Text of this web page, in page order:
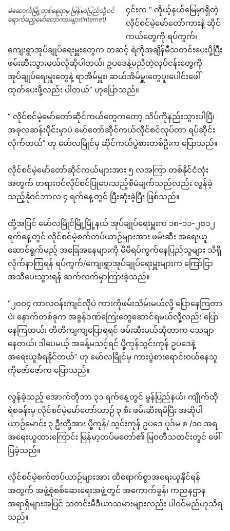
မဲဆောက်မြို့တစ်နေရာမှ မြန်မာပြည်သို့ဝင်
ရောက်မည့်မော်တော်ကားများ(Internet)
၄င်းက “ ကိုယ့်နယ်မြေမှာရှိတဲ့
လိုင်စင်မဲ့မော်တော်ကားနဲ့ ဆိုင်
ကယ်တွေကို ရပ်ကွက်၊
ကျေးရွာအုပ်ချုပ်ရေးမှူးတွေက တဆင့် ရဲကိုအချိန်မီသတင်းပေးပို့ပြီး
ဖမ်းဆီးသွားမယ်လို့ဆိုပါတယ်၊ ဥပဒေနဲ့မညီတဲ့လုပ်ငန်းတွေကို
အုပ်ချုပ်ရေးမှူးတွေနဲ့ ရာအိမ်မှူး၊ ဆယ်အိမ်မှူးတွေပူးပေါင်းဖေါ်
ထုတ်ပေးဖို့လည်း ပါတယ်” ဟုပြောသည်။
“ လိုင်စင်မဲ့မော်တော်ဆိုင်ကယ်တွေကတော့ သိပ်ကိုနည်းသွားပါပြီ၊
အခုလဆန်းပိုင်းမှာပဲ မော်တော်ဆိုင်ကယ်လိုင်စင်လုပ်တာ ရပ်ဆိုင်း
လိုက်တယ်” ဟု မော်လမြိုင်မှ ဆိုင်ကယ်ပွဲစားတစ်ဦးက ပြောသည်။
လိုင်စင်မဲ့မော်တော်ဆိုင်ကယ်များအား ၅ လအကြာ တစ်နိုင်ငံလုံး
အတွက် တရားဝင်လိုင်စင်ပြုပေးသည့်စီမံချက်သည်လည်း လွန်ခဲ့
သည့်နိုဝင်ဘာလ ၄ ရက်နေ့တွင် ပြီးဆုံးခဲ့ပြီး ဖြစ်သည်။
ထို့အပြင် မော်လမြိုင်မြို့မြို့နယ် အုပ်ချုပ်ရေးမှူးက ၁၈-၁၁-၂၀၁၂
ရက်နေ့တွင် လိုင်စင်မဲ့စက်တပ်ယာဉ်များအား ဖမ်းဆီး အရေးယူ
ဆောင်ရွက်မည့် အခြေအနေများကို မိမိရပ်ကွက်နေပြည်သူများ သိရှိ
လိုက်နာကြရန် ရပ်ကွက်/ကျေးရွာအုပ်ချုပ်ရေးမှူးများက ကြော်ငြာ
အသိပေးသွားရန် ဆက်လက်မှာကြားခဲ့သည်။
“၂၀ဝ၄ ကာလဝန်းကျင်လိုပဲ ကားကိုဖမ်းသိမ်းမယ်လို့ ပြောနေကြတာ
ပဲ၊ နောက်တစ်ခုက အခွန်ဒဏ်ကြေးတွေဆောင်ရမယ်လို့လည်း ပြော
နေကြတယ်၊ တိတိကျကျပြောရရင် ဖမ်းဆီးမယ်ဆိုတာက သေချာ
နေတယ်၊ ဒါပေမယ့် အခန့်မသင့်ရင် ပို့ကုန်သွင်းကုန် ဥပဒေနဲ့
အရေးယူခံရနိုင်တယ်” ဟု မော်လမြိုင်မှ ကားပွဲစားရောင်းဝယ်နေသူ
ကိုဇော်ဇော်က ပြောသည်။
လွန်ခဲ့သည့် အောက်တိုဘာ ၃၁ ရက်နေ့တွင် မွန်ပြည်နယ်၊ ကျိုက်ထို
ရဲစခန်းမှ လိုင်စင်မဲ့မော်တော်ယာဉ် ၃ စီး ဖမ်းဆီးရမိပြီး အဆိုပါ
ယာဉ်မောင်း ၃ ဦးတို့အား ပို့ကုန်/ သွင်းကုန် ဥပဒေ ပုဒ်မ ၈ /၁ဝ အရ
အရေးယူထားကြောင်း မြန်မာ့တပ်မတော်၏ မြဝတီသတင်းတွင် ဖေါ်
ပြခဲ့သည်။
လိုင်စင်မဲ့စက်တပ်ယာဉ်များအား ထိရောက်စွာအရေးယူနိုင်ရန်
အတွက် အဖွဲ့စုံစစ်ဆေးရေးအဖွဲ့တွင် အကောက်ခွန်၊ ကညနဌာန
အရာရှိများအပြင် သတင်းမီဒီယာသမားများလည်း ပါဝင်မည်ဟုသိရ
သည်။